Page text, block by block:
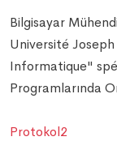
Bilgisayar
Université
Informatique"
Programlarında
Protokol2